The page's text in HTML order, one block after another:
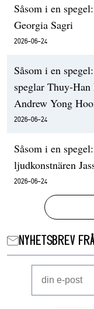
Såsom i en
Georgia Sagri
2026-06-24
Såsom i en
speglar Thuy-
Andrew Yong
2026-06-24
Såsom i en
ljudkonstnären
2026-06-24
NYHETSBREV